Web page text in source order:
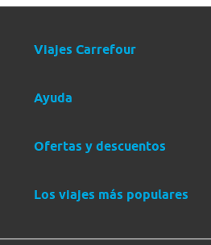
Viajes Carrefour
Ayuda
Ofertas y descuentos
Los viajes más populares